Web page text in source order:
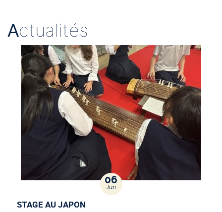
Actualités
06
Jun
STAGE AU JAPON